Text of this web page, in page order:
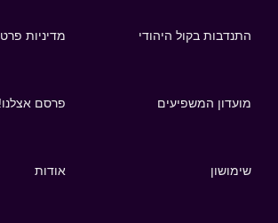
התנדבות בקול היהודי מדיניות
מועדון המשפיעים פרסם אצלנו!
שימושון אודות